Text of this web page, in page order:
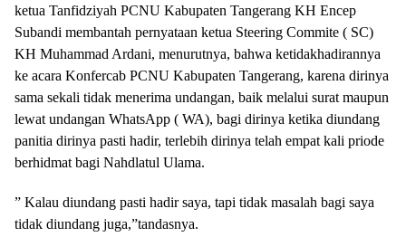
ketua Tanfidziyah PCNU Kabupaten Tangerang KH Encep
Subandi membantah pernyataan ketua Steering Commite ( SC)
KH Muhammad Ardani, menurutnya, bahwa ketidakhadirannya
ke acara Konfercab PCNU Kabupaten Tangerang, karena dirinya
sama sekali tidak menerima undangan, baik melalui surat maupun
lewat undangan WhatsApp ( WA), bagi dirinya ketika diundang
panitia dirinya pasti hadir, terlebih dirinya telah empat kali priode
berhidmat bagi Nahdlatul Ulama.
” Kalau diundang pasti hadir saya, tapi tidak masalah bagi saya
tidak diundang juga,”tandasnya.